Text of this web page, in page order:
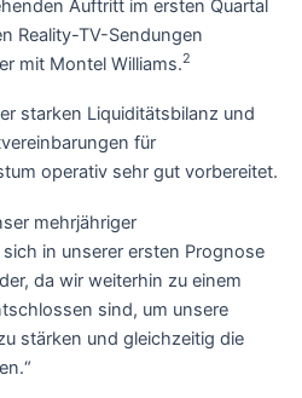
Auftritt im ersten Quartal
Reality-TV-Sendungen
mit Montel Williams.2
starken Liquiditätsbilanz und
für
operativ sehr gut vorbereitet.
mehrjähriger
in unserer ersten Prognose
da wir weiterhin zu einem
sind, um unsere
stärken und gleichzeitig die